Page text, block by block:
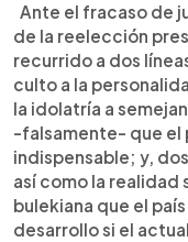
Ante el fracaso de
de la reelección
recurrido a dos
culto a la
la idolatría a
-falsamente- que el
indispensable; y,
así como la realidad
bulekiana que el
desarrollo si el